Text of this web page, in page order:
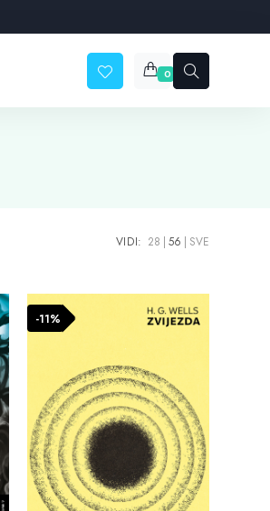
0
VIDI: 28 56 SVE
-11%